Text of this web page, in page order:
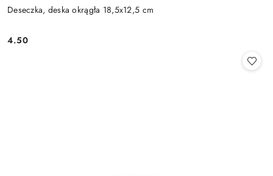
Deseczka, deska okrągła 18,5x12,5 cm
Cena:
4.50